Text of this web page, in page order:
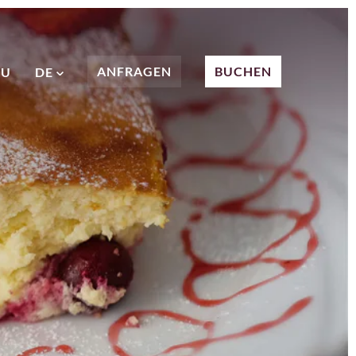
BUCHEN
ANFRAGEN
DE